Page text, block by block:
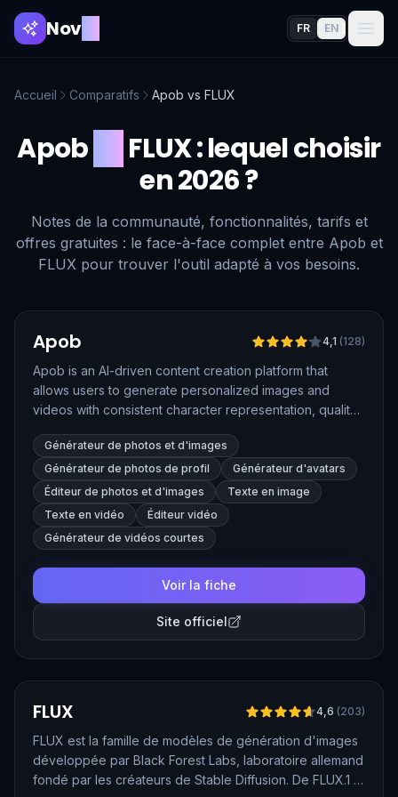
NovAI FR EN
Accueil Comparatifs Apob vs FLUX
Apob FLUX: lequel choisir
en 2026 ?
Notes de la communauté, fonctionnalités, tarifs et
offres gratuites : le face-à-face complet entre Apob et
FLUX pour trouver l'outil adapté à vos besoins.
Apob 4,1 (128)
Apob is an AI-driven content creation platform that
allows users to generate personalized images and
videos with consistent character representation, quality,
generated content, Apob provides tools for character
portrait creation, face swapping, and video generation.
Générateur de photos et d'images
Générateur de photos de profil
Générateur d'avatars
Éditeur de photos et d'images
Texte en image
Texte en vidéo
Éditeur vidéo
Générateur de vidéos courtes
Voir la fiche
Site officiel
FLUX 4,6 (203)
FLUX est la famille de modèles de génération d'images
développée par Black Forest Labs, laboratoire allemand
fondé par les créateurs de Stable Diffusion. De FLUX.1 à